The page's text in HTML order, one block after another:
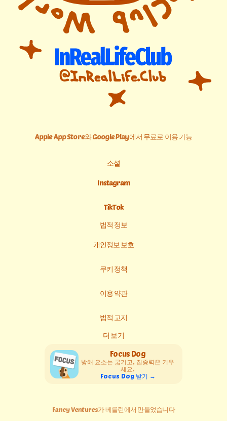
Apple App Store와 Google Play에서 무료로 이용 가능
소셜
Instagram
TikTok
법적 정보
개인정보 보호
쿠키 정책
이용 약관
법적 고지
더 보기
Focus Dog
방해 요소는 굶기고, 집중력은 키우
세요.
Focus Dog 받기 →
Fancy Ventures가 베를린에서 만들었습니다